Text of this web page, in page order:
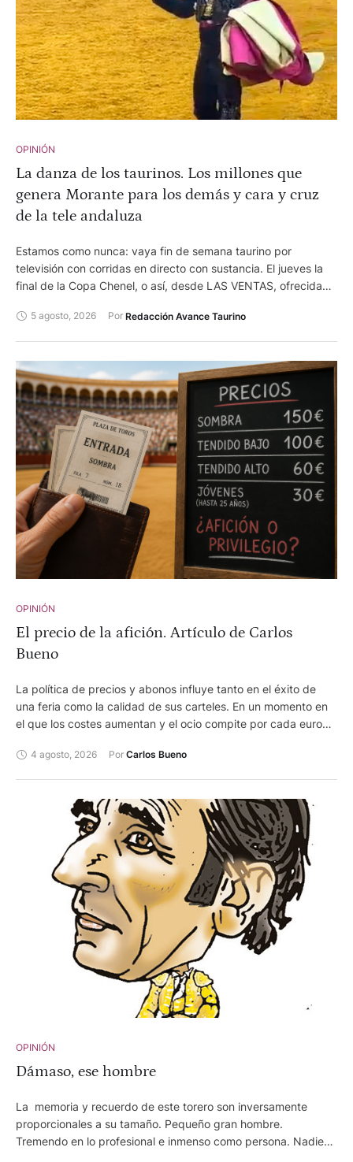
OPINIÓN
La danza de los taurinos. Los millones que
genera Morante para los demás y cara y cruz
de la tele andaluza
Estamos como nunca: vaya fin de semana taurino por
televisión con corridas en directo con sustancia. El jueves la
final de la Copa Chenel, o así, desde LAS VENTAS, ofrecida
después de 50 años y el sábado desde EL PUERTO con su
en directo. Ensalada a viva voz con algunos de los
comentaristas. Gente con negocios del toro, repartiendo
verdad e independencia... Estupendo.
5 agosto, 2026 Por Redacción Avance Taurino
OPINIÓN
El precio de la afición. Artículo de Carlos
Bueno
La política de precios y abonos influye tanto en el éxito de
una feria como la calidad de sus carteles. En un momento en
el que los costes aumentan y el ocio compite por cada euro
empresarial y el acceso del público se ha convertido en uno
4 agosto, 2026 Por Carlos Bueno
OPINIÓN
Dámaso, ese hombre
La memoria y recuerdo de este torero son inversamente
proporcionales a su tamaño. Pequeño gran hombre.
Tremendo en lo profesional e inmenso como persona. Nadie